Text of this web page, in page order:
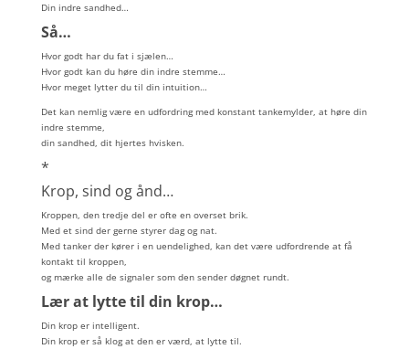
Din indre sandhed…
Så…
Hvor godt har du fat i sjælen…
Hvor godt kan du høre din indre stemme…
Hvor meget lytter du til din intuition…
Det kan nemlig være en udfordring med konstant tankemylder, at høre din
indre stemme,
din sandhed, dit hjertes hvisken.
*
Krop, sind og ånd…
Kroppen, den tredje del er ofte en overset brik.
Med et sind der gerne styrer dag og nat.
Med tanker der kører i en uendelighed, kan det være udfordrende at få
kontakt til kroppen,
og mærke alle de signaler som den sender døgnet rundt.
Lær at lytte til din krop…
Din krop er intelligent.
Din krop er så klog at den er værd, at lytte til.